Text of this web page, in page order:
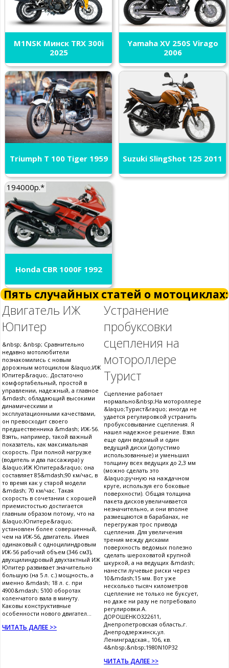
M1NSK Минск TRX 300i
2025
Yamaha XV 250S Virago
2006
Triumph T 100 Tiger 1959 Suzuki SlingShot 125 2011
194000р.*
Honda CBR 1000F 1992
Пять случайных статей о мотоциклах:
Двигатель ИЖ
Юпитер
&nbsp; &nbsp; Сравнительно
недавно мотолюбители
познакомились с новым
дорожным мотоциклом &laquo;ИЖ
Юпитер&raquo;. Достаточно
комфортабельный, простой в
управлении, надежный, а главное
&mdash; обладающий высокими
динамическими и
эксплуатационными качествами,
он превосходит своего
предшественника &mdash; ИЖ-56.
Взять, например, такой важный
показатель, как максимальная
скорость. При полной нагрузке
(водитель и два пассажира) у
&laquo;ИЖ Юпитера&raquo; она
составляет 85&mdash;90 км/час, в
то время как у старой модели
&mdash; 70 км/час. Такая
скорость в сочетании с хорошей
приемистостью достигается
главным образом потому, что на
&laquo;Юпитере&raquo;
установлен более совершенный,
чем на ИЖ-56, двигатель. Имея
одинаковый с одноцилиндровым
ИЖ-56 рабочий объем (346 см3),
двухцилиндровый двухтактный ИЖ
Юпитер развивает значительно
большую (на 5 л. с.) мощность, а
именно &mdash; 18 л. с. при
4900&mdash; 5100 оборотах
коленчатого вала в минуту.
Каковы конструктивные
особенности нового двигател...
ЧИТАТЬ ДАЛЕЕ >>
Устранение
пробуксовки
сцепления на
мотороллере
Турист
Сцепление работает
нормально&nbsp;На мотороллере
&laquo;Турист&raquo; иногда не
удается регулировкой устранить
пробуксовывание сцепления. Я
нашел надежное решение. Взял
еще один ведомый и один
ведущий диски (допустимо
использованные) и уменьшил
толщину всех ведущих до 2,3 мм
(можно сделать это
&laquo;ручную на наждачном
круге, используя его боковые
поверхности). Общая толщина
пакета дисков увеличивается
незначительно, и они вполне
размещаются в барабанах, не
перегружая трос привода
сцепления. Для увеличения
трения между дисками
поверхность ведомых полезно
сделать шероховатой крупной
шкуркой, а на ведущих &mdash;
нанести лучевые риски через
10&mdash;15 мм. Вот уже
несколько тысяч километров
сцепление не только не буксует,
но даже ни разу не потребовало
регулировки.А.
ДОРОШЕНКО322611,
Днепропетровская область,г.
Днепродзержинск,ул.
Ленинградская., 106, кв.
4&nbsp;&nbsp;1980N10P32
ЧИТАТЬ ДАЛЕЕ >>